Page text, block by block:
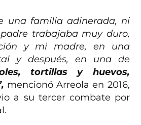
una familia adinerada, ni
trabajaba muy duro,
y mi madre, en una
y después, en una de
tortillas y huevos,
mencionó Arreola en 2016,
a su tercer combate por